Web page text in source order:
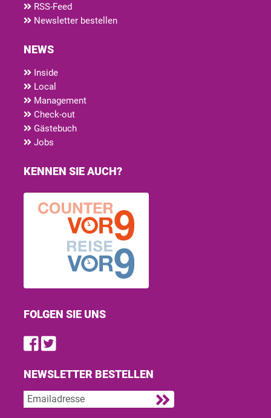
RSS-Feed
Newsletter bestellen
NEWS
Inside
Local
Management
Check-out
Gästebuch
Jobs
KENNEN SIE AUCH?
FOLGEN SIE UNS
Find us on Facebook
Follow us on Twitter
NEWSLETTER BESTELLEN